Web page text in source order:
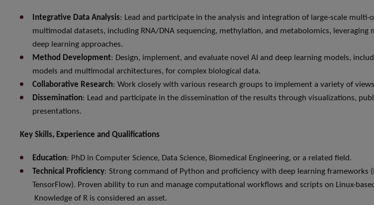
Integrative Data Analysis: Lead and participate in the analysis and integration of large-scale multi-
multimodal datasets, including RNA/DNA sequencing, methylation, and metabolomics, leveraging
deep learning approaches.
Method Development: Design, implement, and evaluate novel AI and deep learning models,
models and multimodal architectures, for complex biological data.
Collaborative Research: Work closely with various research groups to implement a variety of
Dissemination: Lead and participate in the dissemination of the results through visualizations,
presentations.
Key Skills, Experience and Qualifications
Education: PhD in Computer Science, Data Science, Biomedical Engineering, or a related field.
Technical Proficiency: Strong command of Python and proficiency with deep learning frameworks
TensorFlow). Proven ability to run and manage computational workflows and scripts on Linux-
Knowledge of R is considered an asset.